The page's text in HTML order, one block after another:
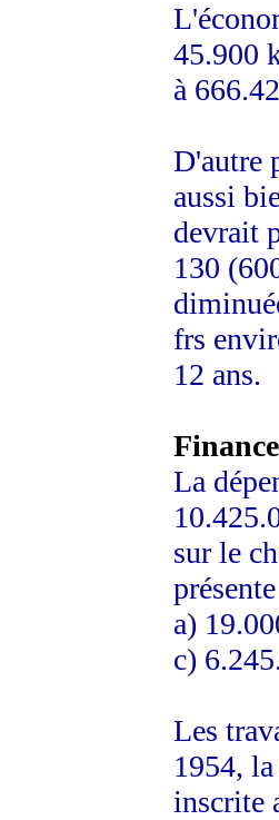
45.900
à
D'autre
aussi
devrait
130
frs
12 ans.
La
sur le
a)
c)
Les
1954,
inscrite